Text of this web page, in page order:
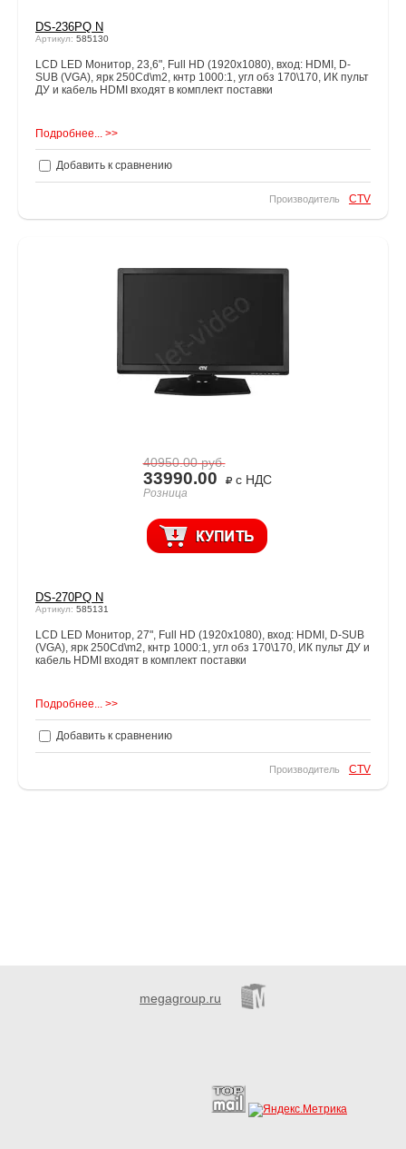
DS-236PQ N
Артикул: 585130
LCD LED Монитор, 23,6", Full HD (1920x1080), вход: HDMI, D-
SUB (VGA), ярк 250Cd\m2, кнтр 1000:1, угл обз 170\170, ИК пульт
ДУ и кабель HDMI входят в комплект поставки
Подробнее... >>
Добавить к сравнению
Производитель CTV
40950.00руб.
33990.00 с НДС
Розница
DS-270PQ N
Артикул: 585131
LCD LED Монитор, 27", Full HD (1920x1080), вход: HDMI, D-SUB
(VGA), ярк 250Cd\m2, кнтр 1000:1, угл обз 170\170, ИК пульт ДУ и
кабель HDMI входят в комплект поставки
Подробнее... >>
Добавить к сравнению
Производитель CTV
megagroup.ru